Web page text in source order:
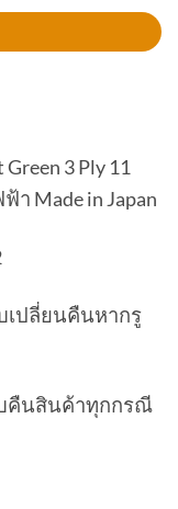
3 Ply 11
า Made in Japan
เปลี่ยนคืนหากรู
คืนสินค้าทุกกรณี